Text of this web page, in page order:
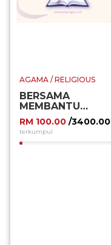
AGAMA / RELIGIOUS
BERSAMA
MEMBANTU
MENGEMBANGKAN
INOVASI
PENDIDIKAN
ALQURAN
RM 100.00 /3400.00
terkumpul
2.94%